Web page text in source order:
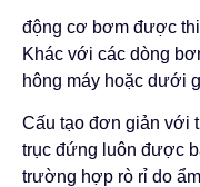
động cơ bơm được
Khác với các dòng
hông máy hoặc dưới
Cấu tạo đơn giản với
trục đứng luôn được
trường hợp rò rỉ do